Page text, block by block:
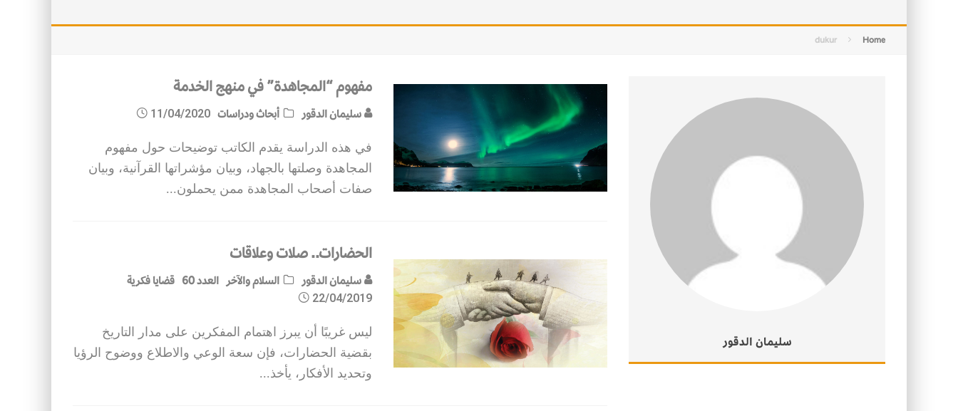
Home
dukur
سليمان الدقور
مفهوم “المجاهدة” في منهج الخدمة
سليمان الدقور أبحاث ودراسات 11/04/2020
في هذه الدراسة يقدم الكاتب توضيحات حول مفهوم
المجاهدة وصلتها بالجهاد، وبيان مؤشراتها القرآنية، وبيان
صفات أصحاب المجاهدة ممن يحملون...
الحضارات.. صلات وعلاقات
سليمان الدقور السلام والآخر العدد 60
قضايا فكرية
22/04/2019
ليس غريبًا أن يبرز اهتمام المفكرين على مدار التاريخ
بقضية الحضارات، فإن سعة الوعي والاطلاع ووضوح الرؤيا
وتحديد الأفكار، يأخذ...